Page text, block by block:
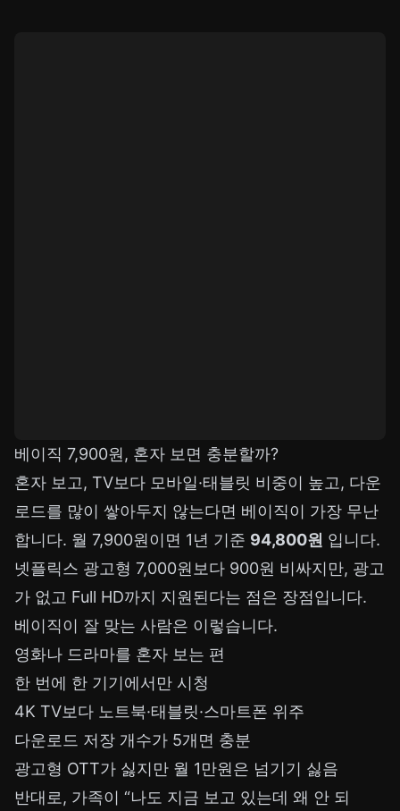
베이직 7,900원, 혼자 보면 충분할까?
혼자 보고, TV보다 모바일·태블릿 비중이 높고, 다운
로드를 많이 쌓아두지 않는다면 베이직이 가장 무난
합니다. 월 7,900원이면 1년 기준 94,800원 입니다.
넷플릭스 광고형 7,000원보다 900원 비싸지만, 광고
가 없고 Full HD까지 지원된다는 점은 장점입니다.
베이직이 잘 맞는 사람은 이렇습니다.
영화나 드라마를 혼자 보는 편
한 번에 한 기기에서만 시청
4K TV보다 노트북·태블릿·스마트폰 위주
다운로드 저장 개수가 5개면 충분
광고형 OTT가 싫지만 월 1만원은 넘기기 싫음
반대로, 가족이 “나도 지금 보고 있는데 왜 안 되